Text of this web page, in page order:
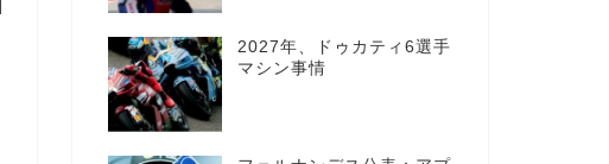
2027年、ドゥカティ6選手
マシン事情